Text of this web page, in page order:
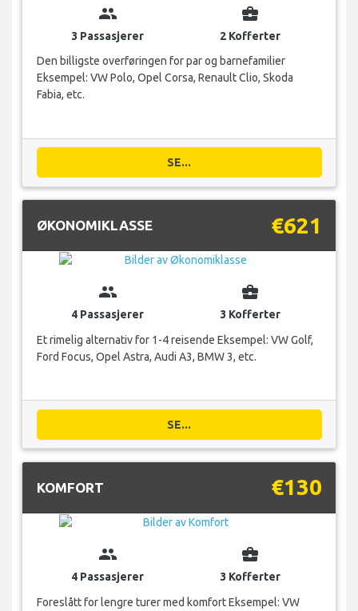
group
3 Passasjerer
business_center
2 Kofferter
Den billigste overføringen for par og barnefamilier
Eksempel: VW Polo, Opel Corsa, Renault Clio, Skoda
Fabia, etc.
SE...
ØKONOMIKLASSE €621
group
4 Passasjerer
business_center
3 Kofferter
Et rimelig alternativ for 1-4 reisende Eksempel: VW Golf,
Ford Focus, Opel Astra, Audi A3, BMW 3, etc.
SE...
KOMFORT €130
group
4 Passasjerer
business_center
3 Kofferter
Foreslått for lengre turer med komfort Eksempel: VW